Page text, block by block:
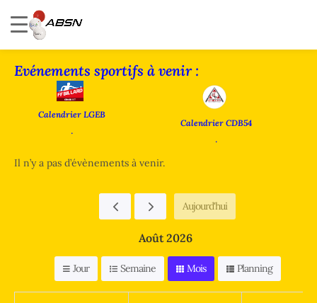
Evénements sportifs à venir :
Calendrier LGEB
.
Calendrier CDB54
.
Il n’y a pas d’évènements à venir.
Aujourd'hui
Août 2026
Jour Semaine Mois Planning